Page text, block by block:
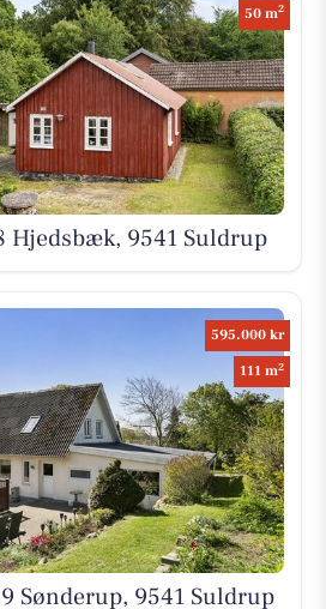
50 m2
Hjedsbæk, 9541 Suldrup
595.000 kr
111 m2
Sønderup, 9541 Suldrup